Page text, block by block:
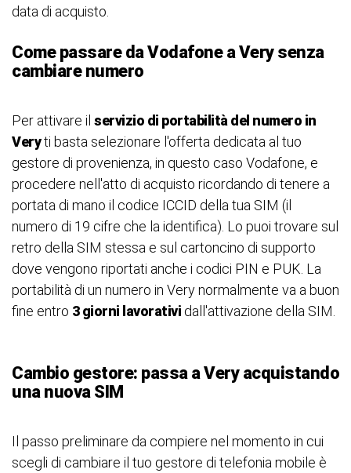
data di acquisto.
Come passare da Vodafone a Very senza
cambiare numero
Per attivare il servizio di portabilità del numero in
Veryti basta selezionare l'offerta dedicata al tuo
gestore di provenienza, in questo caso Vodafone, e
procedere nell'atto di acquisto ricordando di tenere a
portata di mano il codice ICCID della tua SIM (il
numero di 19 cifre che la identifica). Lo puoi trovare sul
retro della SIM stessa e sul cartoncino di supporto
dove vengono riportati anche i codici PIN e PUK. La
portabilità di un numero in Very normalmente va a buon
fine entro 3 giorni lavorativi dall'attivazione della SIM.
Cambio gestore: passa a Very acquistando
una nuova SIM
Il passo preliminare da compiere nel momento in cui
scegli di cambiare il tuo gestore di telefonia mobile è